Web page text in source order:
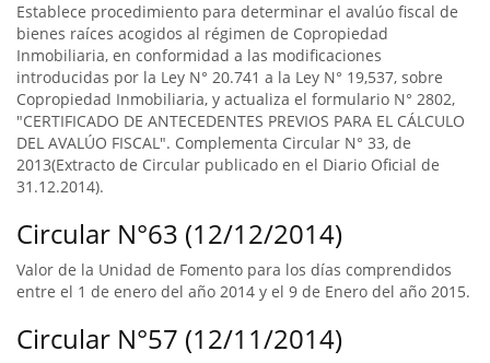
Establece procedimiento para determinar el avalúo fiscal de
bienes raíces acogidos al régimen de Copropiedad
Inmobiliaria, en conformidad a las modificaciones
introducidas por la Ley N° 20.741 a la Ley N° 19,537, sobre
Copropiedad Inmobiliaria, y actualiza el formulario N° 2802,
"CERTIFICADO DE ANTECEDENTES PREVIOS PARA EL CÁLCULO
DEL AVALÚO FISCAL". Complementa Circular N° 33, de
2013(Extracto de Circular publicado en el Diario Oficial de
31.12.2014).
Circular N°63 (12/12/2014)
Valor de la Unidad de Fomento para los días comprendidos
entre el 1 de enero del año 2014 y el 9 de Enero del año 2015.
Circular N°57 (12/11/2014)